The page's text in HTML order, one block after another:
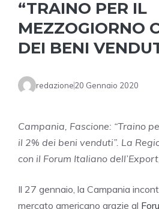
“TRAINO PER IL
MEZZOGIORNO
DEI BENI
redazione20 Gennaio 2020
Campania, Fascione: “Traino
il 2% dei beni venduti”. La
con il Forum Italiano
Il 27 gennaio, la Campania
mercato americano grazie al